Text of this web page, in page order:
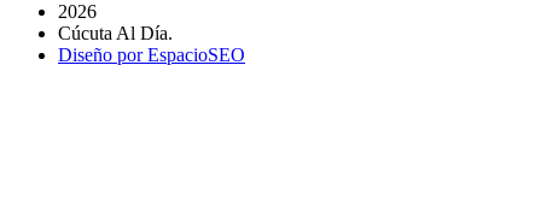
2026
Cúcuta Al Día.
Diseño por EspacioSEO